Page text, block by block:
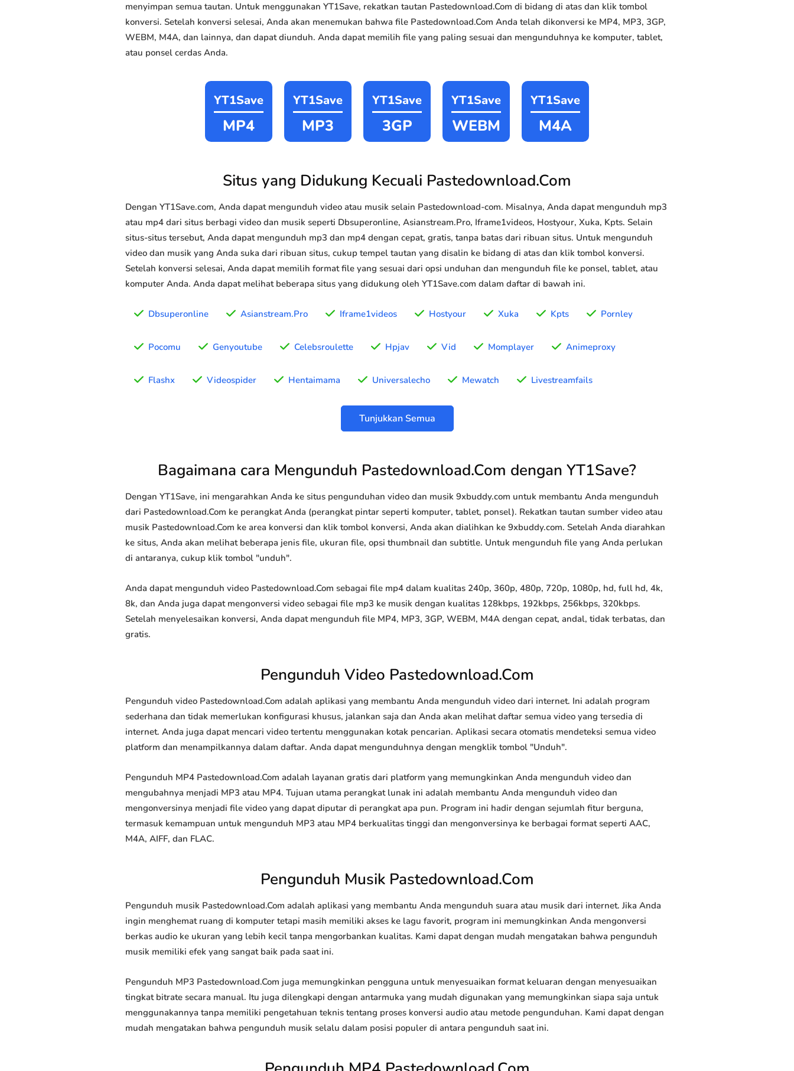
menyimpan semua tautan. Untuk menggunakan YT1Save, rekatkan tautan Pastedownload.Com di bidang di atas dan klik tombol
konversi. Setelah konversi selesai, Anda akan menemukan bahwa file Pastedownload.Com Anda telah dikonversi ke MP4, MP3, 3GP,
WEBM, M4A, dan lainnya, dan dapat diunduh. Anda dapat memilih file yang paling sesuai dan mengunduhnya ke komputer, tablet,
atau ponsel cerdas Anda.
YT1Save
MP4
YT1Save
MP3
YT1Save
3GP
YT1Save
WEBM
YT1Save
M4A
Situs yang Didukung Kecuali Pastedownload.Com
Dengan YT1Save.com, Anda dapat mengunduh video atau musik selain Pastedownload-com. Misalnya, Anda dapat mengunduh mp3
atau mp4 dari situs berbagi video dan musik seperti Dbsuperonline, Asianstream.Pro, Iframe1videos, Hostyour, Xuka, Kpts. Selain
situs-situs tersebut, Anda dapat mengunduh mp3 dan mp4 dengan cepat, gratis, tanpa batas dari ribuan situs. Untuk mengunduh
video dan musik yang Anda suka dari ribuan situs, cukup tempel tautan yang disalin ke bidang di atas dan klik tombol konversi.
Setelah konversi selesai, Anda dapat memilih format file yang sesuai dari opsi unduhan dan mengunduh file ke ponsel, tablet, atau
komputer Anda. Anda dapat melihat beberapa situs yang didukung oleh YT1Save.com dalam daftar di bawah ini.
Dbsuperonline Asianstream.Pro Iframe1videos Hostyour Xuka Kpts Pornley
Pocomu Genyoutube Celebsroulette Hpjav Vid Momplayer Animeproxy
Flashx Videospider Hentaimama Universalecho Mewatch Livestreamfails
Tunjukkan Semua
Bagaimana cara Mengunduh Pastedownload.Com dengan YT1Save?
Dengan YT1Save, ini mengarahkan Anda ke situs pengunduhan video dan musik 9xbuddy.com untuk membantu Anda mengunduh
dari Pastedownload.Com ke perangkat Anda (perangkat pintar seperti komputer, tablet, ponsel). Rekatkan tautan sumber video atau
musik Pastedownload.Com ke area konversi dan klik tombol konversi, Anda akan dialihkan ke 9xbuddy.com. Setelah Anda diarahkan
ke situs, Anda akan melihat beberapa jenis file, ukuran file, opsi thumbnail dan subtitle. Untuk mengunduh file yang Anda perlukan
di antaranya, cukup klik tombol "unduh".
Anda dapat mengunduh video Pastedownload.Com sebagai file mp4 dalam kualitas 240p, 360p, 480p, 720p, 1080p, hd, full hd, 4k,
8k, dan Anda juga dapat mengonversi video sebagai file mp3 ke musik dengan kualitas 128kbps, 192kbps, 256kbps, 320kbps.
Setelah menyelesaikan konversi, Anda dapat mengunduh file MP4, MP3, 3GP, WEBM, M4A dengan cepat, andal, tidak terbatas, dan
gratis.
Pengunduh Video Pastedownload.Com
Pengunduh video Pastedownload.Com adalah aplikasi yang membantu Anda mengunduh video dari internet. Ini adalah program
sederhana dan tidak memerlukan konfigurasi khusus, jalankan saja dan Anda akan melihat daftar semua video yang tersedia di
internet. Anda juga dapat mencari video tertentu menggunakan kotak pencarian. Aplikasi secara otomatis mendeteksi semua video
platform dan menampilkannya dalam daftar. Anda dapat mengunduhnya dengan mengklik tombol "Unduh".
Pengunduh MP4 Pastedownload.Com adalah layanan gratis dari platform yang memungkinkan Anda mengunduh video dan
mengubahnya menjadi MP3 atau MP4. Tujuan utama perangkat lunak ini adalah membantu Anda mengunduh video dan
mengonversinya menjadi file video yang dapat diputar di perangkat apa pun. Program ini hadir dengan sejumlah fitur berguna,
termasuk kemampuan untuk mengunduh MP3 atau MP4 berkualitas tinggi dan mengonversinya ke berbagai format seperti AAC,
M4A, AIFF, dan FLAC.
Pengunduh Musik Pastedownload.Com
Pengunduh musik Pastedownload.Com adalah aplikasi yang membantu Anda mengunduh suara atau musik dari internet. Jika Anda
ingin menghemat ruang di komputer tetapi masih memiliki akses ke lagu favorit, program ini memungkinkan Anda mengonversi
berkas audio ke ukuran yang lebih kecil tanpa mengorbankan kualitas. Kami dapat dengan mudah mengatakan bahwa pengunduh
musik memiliki efek yang sangat baik pada saat ini.
Pengunduh MP3 Pastedownload.Com juga memungkinkan pengguna untuk menyesuaikan format keluaran dengan menyesuaikan
tingkat bitrate secara manual. Itu juga dilengkapi dengan antarmuka yang mudah digunakan yang memungkinkan siapa saja untuk
menggunakannya tanpa memiliki pengetahuan teknis tentang proses konversi audio atau metode pengunduhan. Kami dapat dengan
mudah mengatakan bahwa pengunduh musik selalu dalam posisi populer di antara pengunduh saat ini.